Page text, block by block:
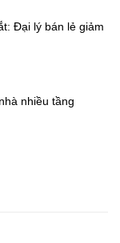
hình 120Hz, pin
Đại lý bán lẻ giảm